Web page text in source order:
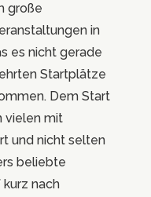
große
in
es nicht gerade
Startplätze
Dem Start
vielen mit
und nicht selten
beliebte
nach